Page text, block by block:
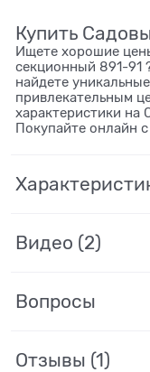
Купить
Ищете хорошие
секционный 891-91
найдете
привлекательным
характеристики на
Покупайте онлайн
Видео (2)
Вопросы
Отзывы (1)